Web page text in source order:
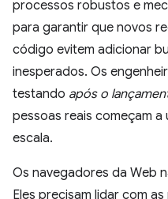
processos robustos e
para garantir que novos
código evitem adicionar
inesperados. Os
testando após o
pessoas reais começam
escala.
Os navegadores da Web
Eles precisam lidar com